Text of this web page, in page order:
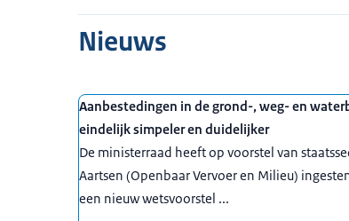
Nieuws
Aanbestedingen in de grond-, weg- en
eindelijk simpeler en duidelijker
De ministerraad heeft op voorstel van
Aartsen (Openbaar Vervoer en Milieu)
een nieuw wetsvoorstel ...